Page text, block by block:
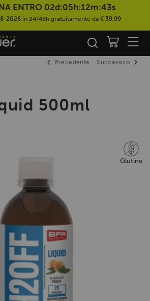
ENTRO 02d:05h:12m:43s
2026in 24/48h gratuitamente da € 39,99
Precedente Successivo
500ml
Glutine